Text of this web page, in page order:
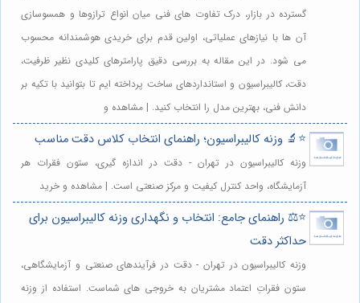
گسترده در بازار، درک تفاوت های فنی میان انواع ترازوها و همسوسازی
آن ها با نیازهای عملیاتی، اولین قدم برای خریدی هوشمندانه محسوب
می شود. در این مقاله به بررسی دقیق پارامترهای کلیدی نظیر ظرفیت،
دقت، کالیبراسیون و استانداردهای ساخت پرداخته ایم تا بتوانید با تکیه بر
دانش فنی، بهترین مدل را انتخاب کنید. | مشاهده و
⭐️🔬 وزنه کالیبراسیون؛ راهنمای انتخاب کلاس دقت مناسب
وزنه کالیبراسیون در تهران - دقت در اندازه گیری، ستون فقرات هر
آزمایشگاه، واحد کنترل کیفیت و مرکز صنعتی است. | مشاهده و خرید
⭐️⚖️ راهنمای جامع: انتخاب و نگهداری وزنه کالیبراسیون برای
حداکثر دقت
وزنه کالیبراسیون در تهران - دقت در فرآیندهای صنعتی و آزمایشگاهی،
ستون فقراتِ اعتماد مشتریان به خروجی های شماست. استفاده از وزنه